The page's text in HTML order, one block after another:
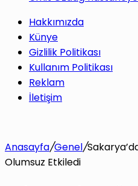
Hakkımızda
Künye
Gizlilik Politikası
Kullanım Politikası
Reklam
İletişim
Anasayfa/Genel/
Olumsuz Etkiledi